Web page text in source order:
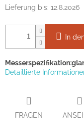
Lieferung bis: 12.8.2026
In
Messerspezifikation:
Detaillierte
FRAGEN